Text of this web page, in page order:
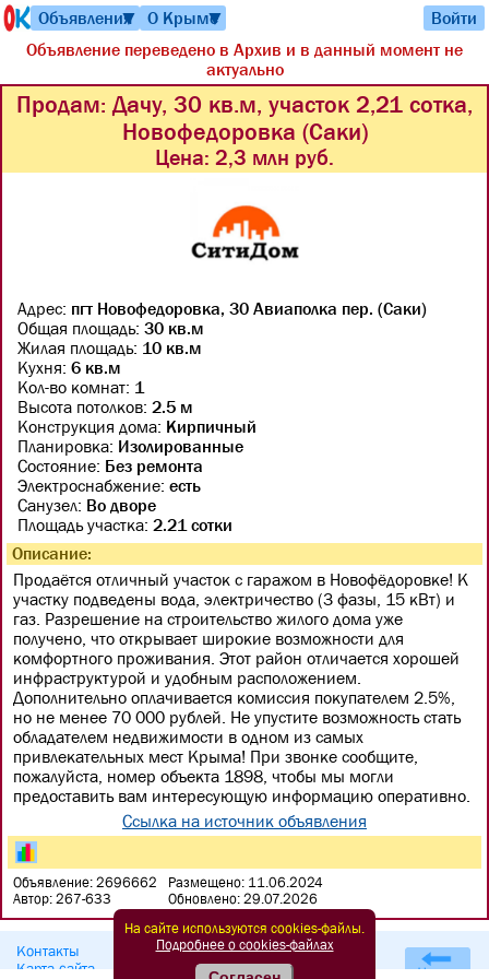
Объявления
▼ О Крыме
▼
Войти
Объявление переведено в Архив и в данный момент не
актуально
Продам: Дачу, 30 кв.м, участок 2,21 сотка,
Новофедоровка (Саки)
Цена: 2,3 млн руб.
Адрес: пгт Новофедоровка, 30 Авиаполка пер. (Саки)
Общая площадь:30 кв.м
Жилая площадь: 10 кв.м
Кухня:6 кв.м
Кол-во комнат: 1
Высота потолков:2.5 м
Конструкция дома: Кирпичный
Планировка: Изолированные
Состояние: Без ремонта
Электроснабжение:есть
Санузел: Во дворе
Площадь участка:2.21 сотки
Описание:
Продаётся отличный участок с гаражом в Новофёдоровке! К
участку подведены вода, электричество (3 фазы, 15 кВт) и
газ. Разрешение на строительство жилого дома уже
получено, что открывает широкие возможности для
комфортного проживания. Этот район отличается хорошей
инфраструктурой и удобным расположением.
Дополнительно оплачивается комиссия покупателем 2.5%,
но не менее 70 000 рублей. Не упустите возможность стать
обладателем недвижимости в одном из самых
привлекательных мест Крыма! При звонке сообщите,
пожалуйста, номер объекта 1898, чтобы мы могли
предоставить вам интересующую информацию оперативно.
Ссылка на источник объявления
Объявление: 2696662
Автор: 267-633
Размещено: 11.06.2024
Обновлено: 29.07.2026
Контакты
Карта сайта
Правила подачи объявлений
Вакансии в Республике Крым
На сайте используются cookies-файлы.
Подробнее о cookies-файлах